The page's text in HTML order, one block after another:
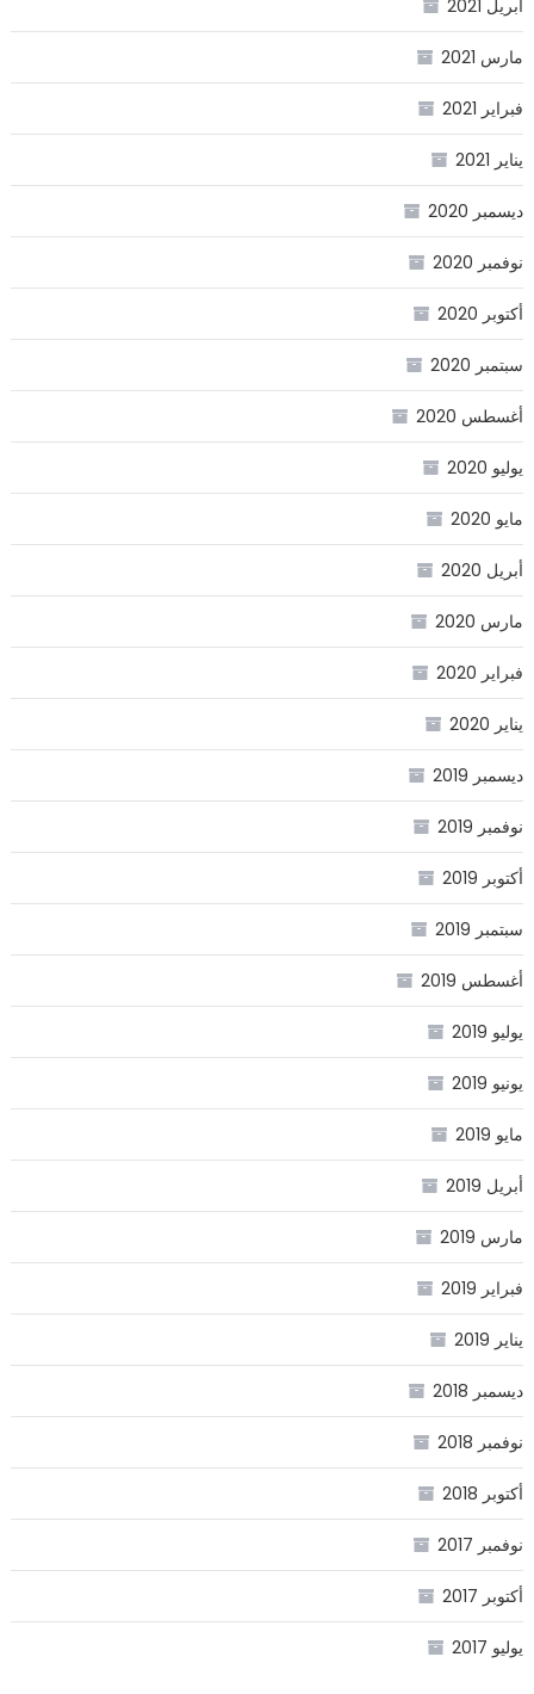
أبريل 2021
مارس 2021
فبراير 2021
يناير 2021
ديسمبر 2020
نوفمبر 2020
أكتوبر 2020
سبتمبر 2020
أغسطس 2020
يوليو 2020
مايو 2020
أبريل 2020
مارس 2020
فبراير 2020
يناير 2020
ديسمبر 2019
نوفمبر 2019
أكتوبر 2019
سبتمبر 2019
أغسطس 2019
يوليو 2019
يونيو 2019
مايو 2019
أبريل 2019
مارس 2019
فبراير 2019
يناير 2019
ديسمبر 2018
نوفمبر 2018
أكتوبر 2018
نوفمبر 2017
أكتوبر 2017
يوليو 2017